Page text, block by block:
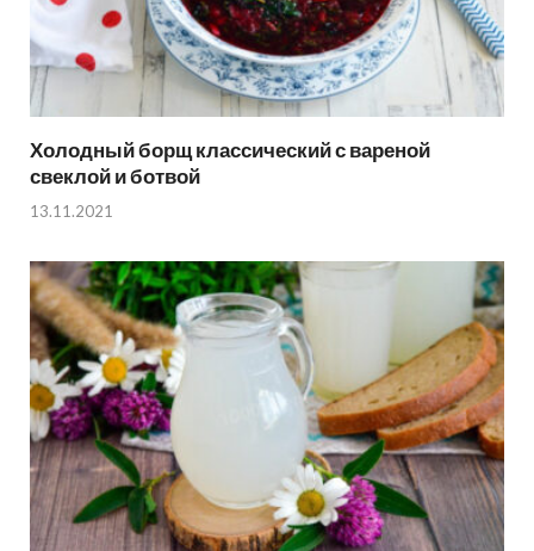
Холодный борщ классический с вареной
свеклой и ботвой
13.11.2021